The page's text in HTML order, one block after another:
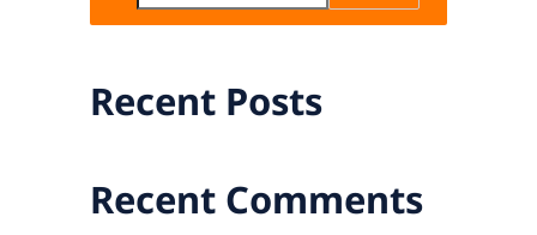
Recent Posts
Recent Comments